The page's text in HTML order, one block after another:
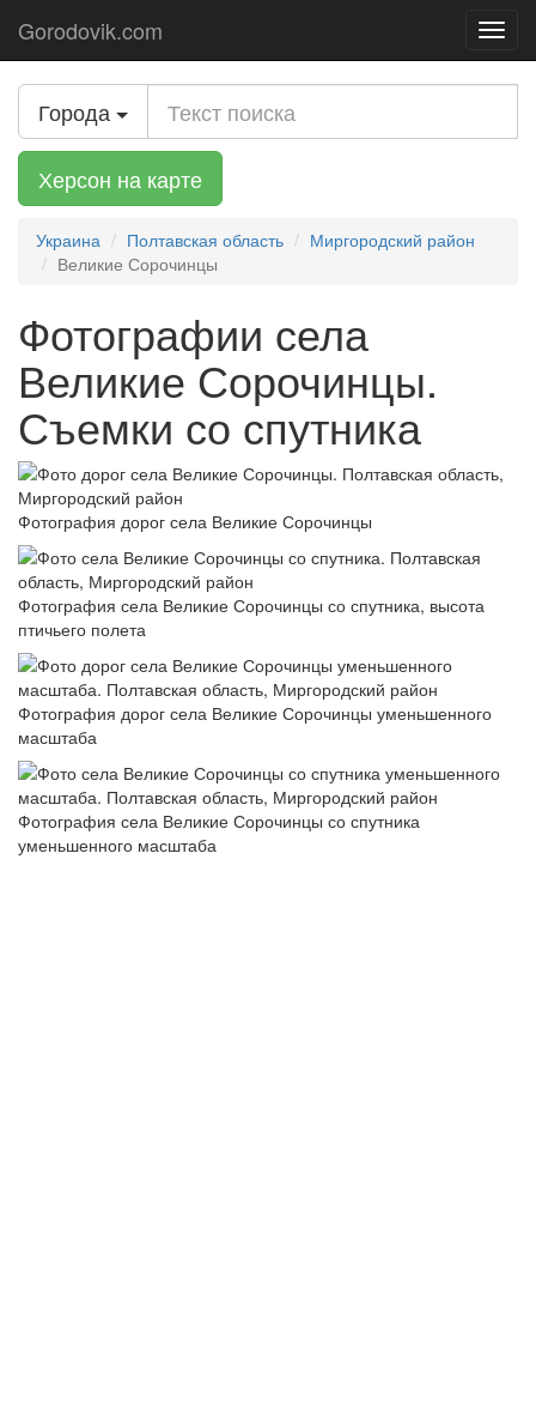
Gorodovik.com
Города
Херсон на карте
Украина Полтавская область
Миргородский район
Великие Сорочинцы
Фотографии села
Великие Сорочинцы.
Съемки со спутника
Фотография дорог села Великие Сорочинцы
Фотография села Великие Сорочинцы со спутника, высота
птичьего полета
Фотография дорог села Великие Сорочинцы уменьшенного
масштаба
Фотография села Великие Сорочинцы со спутника
уменьшенного масштаба